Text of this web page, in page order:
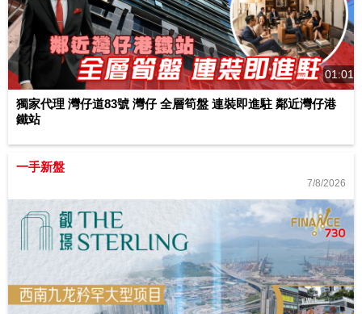
01:01
獨家代理 灣仔道83號 灣仔 全層筍盤 連裝即進駐 鄰近灣仔港
鐵站
一手新盤
7/8/2026